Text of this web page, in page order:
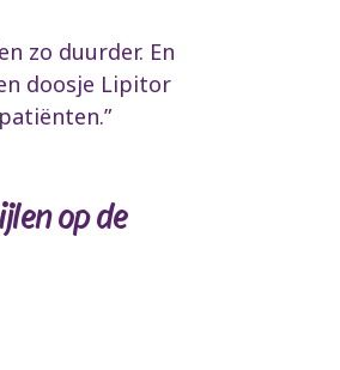
zo duurder. En
doosje Lipitor
op de